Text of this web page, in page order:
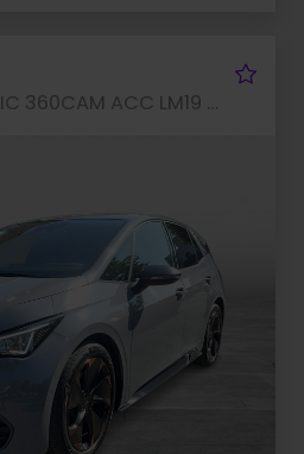
Born EDITION DYNAMIC 360CAM ACC LM19 NAVI SITZHZ